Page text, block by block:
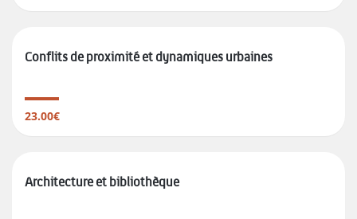
Conflits de proximité et dynamiques urbaines
23.00€
Architecture et bibliothèque